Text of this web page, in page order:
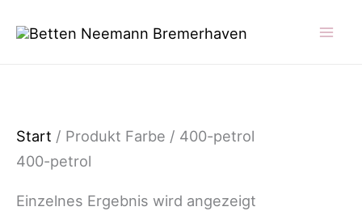
Inhalt
Start / Produkt Farbe / 400-petrol
400-petrol
Einzelnes Ergebnis wird angezeigt